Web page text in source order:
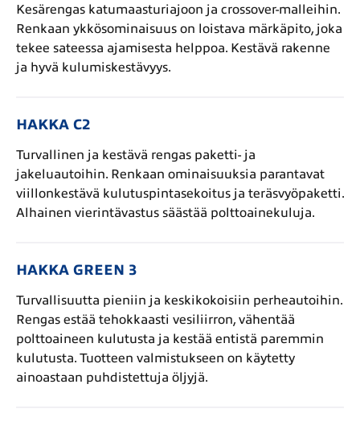
Kesärengas katumaasturiajoon ja crossover-malleihin.
Renkaan ykkösominaisuus on loistava märkäpito, joka
tekee sateessa ajamisesta helppoa. Kestävä rakenne
ja hyvä kulumiskestävyys.
HAKKA C2
Turvallinen ja kestävä rengas paketti- ja
jakeluautoihin. Renkaan ominaisuuksia parantavat
viillonkestävä kulutuspintasekoitus ja teräsvyöpaketti.
Alhainen vierintävastus säästää polttoainekuluja.
HAKKA GREEN 3
Turvallisuutta pieniin ja keskikokoisiin perheautoihin.
Rengas estää tehokkaasti vesiliirron, vähentää
polttoaineen kulutusta ja kestää entistä paremmin
kulutusta. Tuotteen valmistukseen on käytetty
ainoastaan puhdistettuja öljyjä.